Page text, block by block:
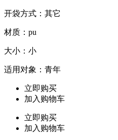
开袋方式：其它
材质：pu
大小：小
适用对象：青年
立即购买
加入购物车
立即购买
加入购物车